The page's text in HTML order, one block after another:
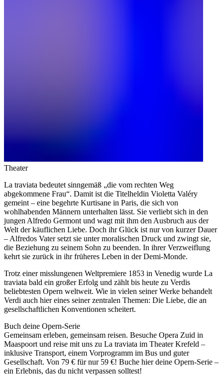
Theater
La traviata bedeutet sinngemäß „die vom rechten Weg
abgekommene Frau“. Damit ist die Titelheldin Violetta Valéry
gemeint – eine begehrte Kurtisane in Paris, die sich von
wohlhabenden Männern unterhalten lässt. Sie verliebt sich in den
jungen Alfredo Germont und wagt mit ihm den Ausbruch aus der
Welt der käuflichen Liebe. Doch ihr Glück ist nur von kurzer Dauer
– Alfredos Vater setzt sie unter moralischen Druck und zwingt sie,
die Beziehung zu seinem Sohn zu beenden. In ihrer Verzweiflung
kehrt sie zurück in ihr früheres Leben in der Demi-Monde.
Trotz einer misslungenen Weltpremiere 1853 in Venedig wurde La
traviata bald ein großer Erfolg und zählt bis heute zu Verdis
beliebtesten Opern weltweit. Wie in vielen seiner Werke behandelt
Verdi auch hier eines seiner zentralen Themen: Die Liebe, die an
gesellschaftlichen Konventionen scheitert.
Buch deine Opern-Serie
Gemeinsam erleben, gemeinsam reisen. Besuche Opera Zuid in
Maaspoort und reise mit uns zu La traviata im Theater Krefeld –
inklusive Transport, einem Vorprogramm im Bus und guter
Gesellschaft. Von 79 € für nur 59 €! Buche hier deine Opern-Serie –
ein Erlebnis, das du nicht verpassen solltest!